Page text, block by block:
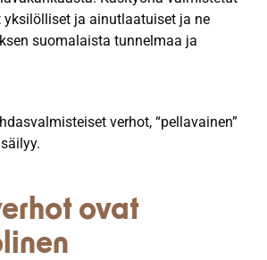
yksilölliset ja ainutlaatuiset ja ne
suomalaista tunnelmaa ja
verhot, “pellavainen”
ovat